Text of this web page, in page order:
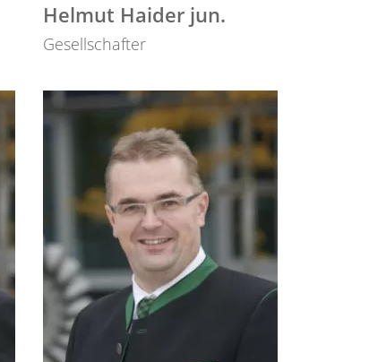
Helmut Haider jun.
Gesellschafter